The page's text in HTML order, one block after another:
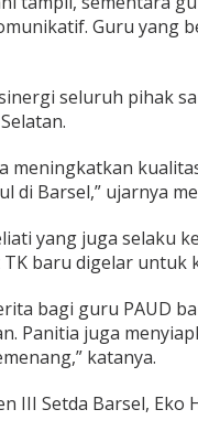
Guru yang
seluruh pihak
meningkatkan
di Barsel,” ujarnya
yang juga selaku
baru digelar untuk
bagi guru PAUD
Panitia juga
katanya.
III Setda Barsel, Eko